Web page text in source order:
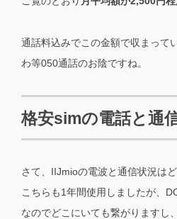
通話料込みでこの金額で収まって
わ等050通話のお陰ですね。
格安simの電話と通
さて、IIJmioの電波と通信状況は
こちらも1年間使用しましたが、
なのでどこにいても繋がりますし